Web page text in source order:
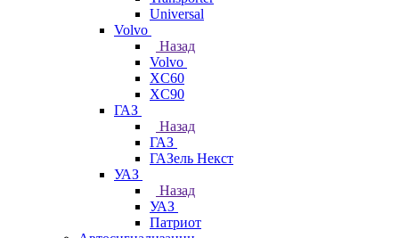
Universal
Volvo
Назад
Volvo
XC60
XC90
ГАЗ
Назад
ГАЗ
ГАЗель Некст
УАЗ
Назад
УАЗ
Патриот